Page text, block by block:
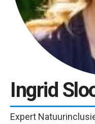
Ingrid
Expert